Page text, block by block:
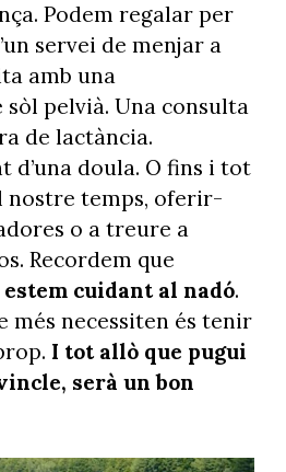
Podem regalar per
servei de menjar a
amb una
pelvià. Una consulta
de lactància.
d’una doula. O fins i tot
nostre temps, oferir-
o a treure a
Recordem que
cuidant al nadó.
més necessiten és tenir
I tot allò que pugui
serà un bon